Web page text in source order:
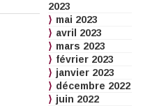
2023
mai 2023
avril 2023
mars 2023
février 2023
janvier 2023
décembre 2022
juin 2022